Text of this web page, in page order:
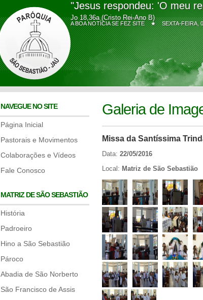
"Jesus respondeu: 'O meu
Jo 18,36a (Cristo Rei-Ano B)
A BOA NOTÍCIA SE FEZ SITE ★SEXTA-
NAVEGUE NO SITE
Página Inicial
Pastorais e Movimentos
Colaborações e Vídeos
Fale Conosco
MATRIZ DE SÃO SEBASTIÃO
História
Padroeiro
Hino a São Sebastião
Pároco
Abadia de São Norberto
São Francisco de Assis
Galeria de
Missa da Santíssima
Data: 22/05/2016
Local: Matriz de São Sebastião